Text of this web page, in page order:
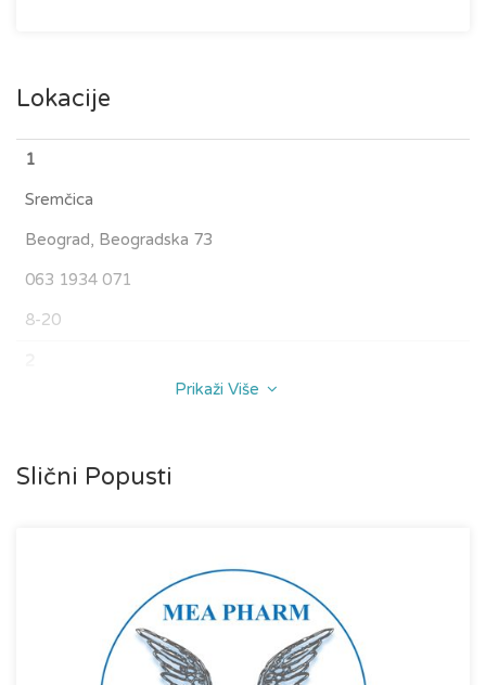
Lokacije
1
Sremčica
Beograd, Beogradska 73
063 1934 071
8-20
063 1934 071
Prikaži Više
Slični Popusti